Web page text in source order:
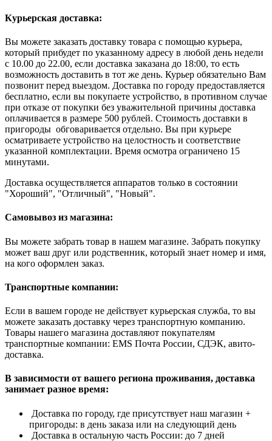
Курьерская доставка:
Вы можете заказать доставку товара с помощью курьера,
который прибудет по указанному адресу в любой день недели
с 10.00 до 22.00, если доставка заказана до 18:00, то есть
возможность доставить в тот же день. Курьер обязательно Вам
позвонит перед выездом. Доставка по городу предоставляется
бесплатно, если вы покупаете устройство, в противном случае
при отказе от покупки без уважительной причины доставка
оплачивается в размере 500 рублей. Стоимость доставки в
пригороды обговаривается отдельно. Вы при курьере
осматриваете устройство на целостность и соответствие
указанной комплектации. Время осмотра ограничено 15
минутами.
Доставка осуществляется аппаратов только в состоянии
"Хороший", "Отличный", "Новый".
Самовывоз из магазина:
Вы можете забрать товар в нашем магазине. Забрать покупку
может ваш друг или родственник, который знает номер и имя,
на кого оформлен заказ.
Транспортные компании:
Если в вашем городе не действует курьерская служба, то вы
можете заказать доставку через транспортную компанию.
Товары нашего магазина доставляют покупателям
транспортные компании: EMS Почта России, СДЭК, авито-
доставка.
В зависимости от вашего региона проживания, доставка
занимает разное время:
Доставка по городу, где присутствует наш магазин +
пригороды: в день заказа или на следующий день
Доставка в остальную часть России: до 7 дней